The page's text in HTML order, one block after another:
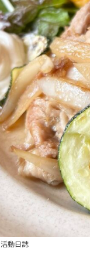
活動日誌